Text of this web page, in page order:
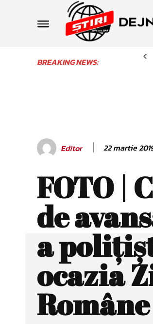
BREAKING NEWS:
Editor 22 martie
FOTO |
de
a
ocazia
Române